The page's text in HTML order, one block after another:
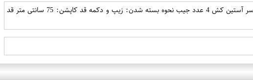
جنس پارچه: میکرو میله ای فری سایز مناسب سایز های 36 تا 44 کمر گت سرشانه پاگون دار آستین پیلی سر آستین کش 4 عدد جیب نحوه بسته شدن: زیپ و دکمه قد کاپشن: 75 سانتی متر قد